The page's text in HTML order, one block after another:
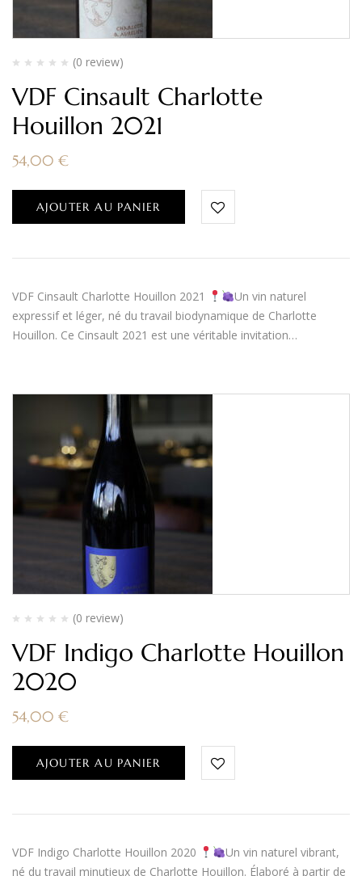
(0 review)
VDF Cinsault Charlotte
Houillon 2021
54,00 €
AJOUTER AU PANIER
VDF Cinsault Charlotte Houillon 2021
Un vin naturel
expressif et léger, né du travail biodynamique de Charlotte
Houillon. Ce Cinsault 2021 est une véritable invitation…
(0 review)
VDF Indigo Charlotte Houillon
2020
54,00 €
AJOUTER AU PANIER
VDF Indigo Charlotte Houillon 2020
Un vin naturel vibrant,
né du travail minutieux de Charlotte Houillon. Élaboré à partir de